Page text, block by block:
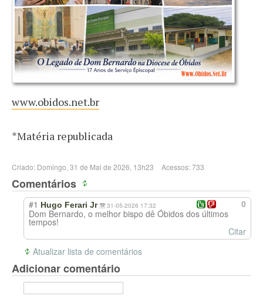
www.obidos.net.br
*Matéria republicada
Criado: Domingo, 31 de Mai de 2026, 13h23 Acessos: 733
Comentários
0
#1 Hugo Ferari Jr 31-05-2026 17:32
Dom Bernardo, o melhor bispo dê Óbidos dos últimos
tempos!
Citar
Atualizar lista de comentários
Adicionar comentário